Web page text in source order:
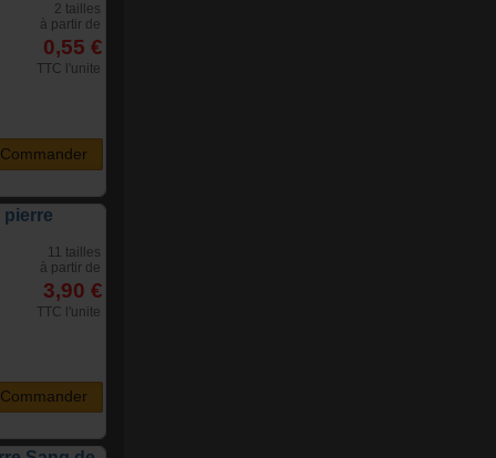
2 tailles
à partir de
0,55 €
TTC l'unite
Commander
pierre
11 tailles
à partir de
3,90 €
TTC l'unite
Commander